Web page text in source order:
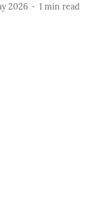
2026 1 min read